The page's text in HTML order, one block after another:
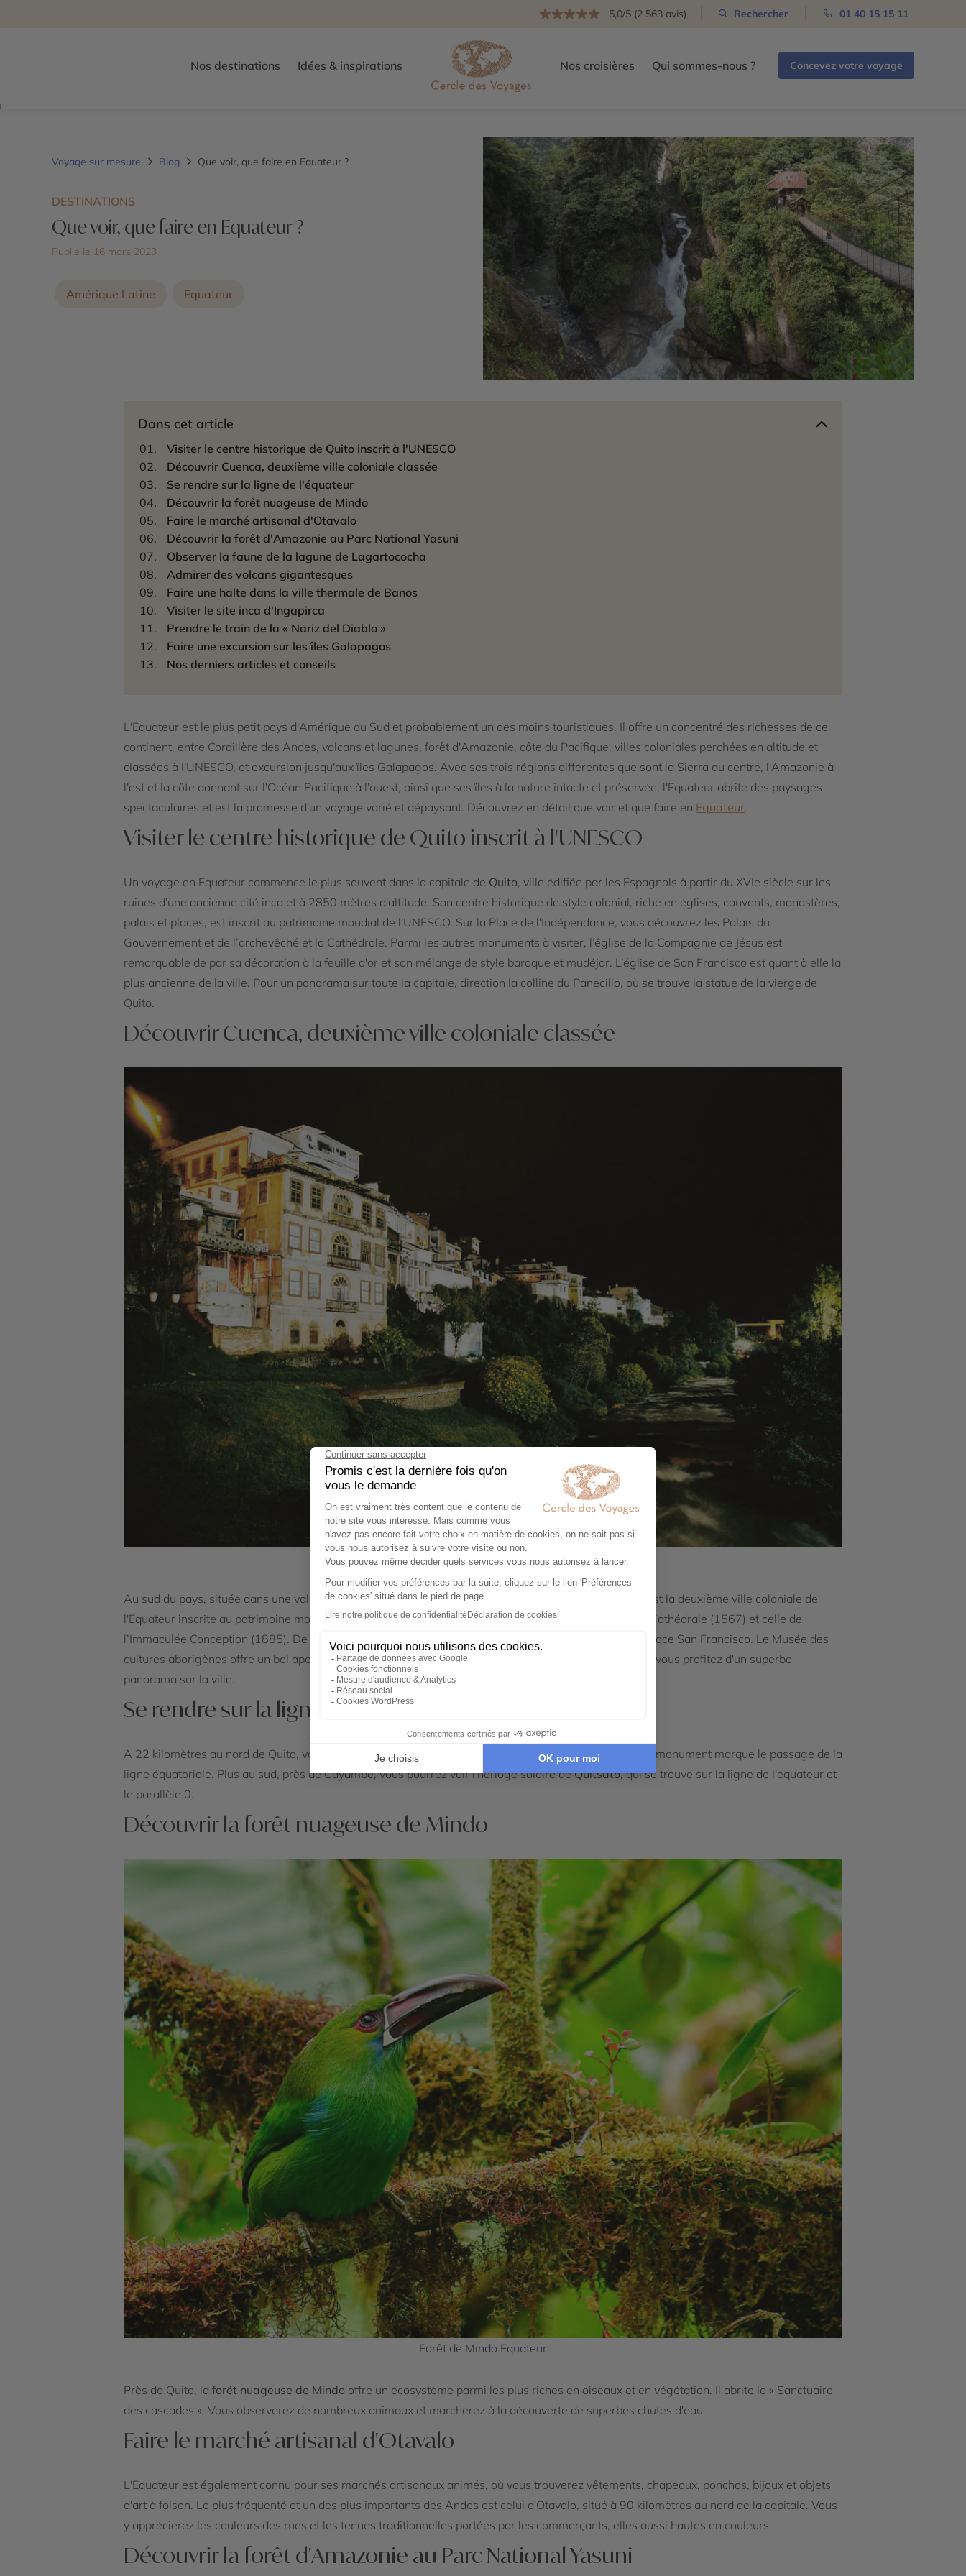
5,0/5 (2 563 avis) Rechercher 01 40 15 15 11
Nos destinations Idées & inspirations Nos croisières Qui sommes-nous ? Concevez votre voyage
Voyage sur mesure Blog Que voir, que faire en Equateur ?
DESTINATIONS
Que voir, que faire en Equateur ?
Publié le 16 mars 2023
Amérique Latine Equateur
Dans cet article
Visiter le centre historique de Quito inscrit à l'UNESCO
Découvrir Cuenca, deuxième ville coloniale classée
Se rendre sur la ligne de l'équateur
Découvrir la forêt nuageuse de Mindo
Faire le marché artisanal d'Otavalo
Découvrir la forêt d'Amazonie au Parc National Yasuni
Observer la faune de la lagune de Lagartococha
Admirer des volcans gigantesques
Faire une halte dans la ville thermale de Banos
Visiter le site inca d'Ingapirca
Prendre le train de la « Nariz del Diablo »
Faire une excursion sur les îles Galapagos
Nos derniers articles et conseils
L'Equateur est le plus petit pays d'Amérique du Sud et probablement un des moins touristiques. Il offre un concentré des richesses de ce
continent, entre Cordillère des Andes, volcans et lagunes, forêt d'Amazonie, côte du Pacifique, villes coloniales perchées en altitude et
classées à l'UNESCO, et excursion jusqu'aux îles Galapagos. Avec ses trois régions différentes que sont la Sierra au centre, l'Amazonie à
l'est et la côte donnant sur l'Océan Pacifique à l'ouest, ainsi que ses îles à la nature intacte et préservée, l'Equateur abrite des paysages
spectaculaires et est la promesse d'un voyage varié et dépaysant. Découvrez en détail que voir et que faire en Equateur.
Visiter le centre historique de Quito inscrit à l'UNESCO
Un voyage en Equateur commence le plus souvent dans la capitale de Quito, ville édifiée par les Espagnols à partir du XVIe siècle sur les
ruines d'une ancienne cité inca et à 2850 mètres d'altitude. Son centre historique de style colonial, riche en églises, couvents, monastères,
palais et places, est inscrit au patrimoine mondial de l'UNESCO. Sur la Place de l'Indépendance, vous découvrez les Palais du
Gouvernement et de l’archevêché et la Cathédrale. Parmi les autres monuments à visiter, l’église de la Compagnie de Jésus est
remarquable de par sa décoration à la feuille d'or et son mélange de style baroque et mudéjar. L’église de San Francisco est quant à elle la
plus ancienne de la ville. Pour un panorama sur toute la capitale, direction la colline du Panecillo, où se trouve la statue de la vierge de
Quito.
Découvrir Cuenca, deuxième ville coloniale classée
Cuenca, Equateur
Au sud du pays, située dans une vallée de la Cordillère des Andes à 2350 mètres d 'altitude,
est la deuxième ville coloniale de
l'Equateur inscrite au patrimoine mondial de l'UNESCO. Vous y découvrirez le parc Calderón, la vieille Cathédrale (1567) et celle de
l’Immaculée Conception (1885). De nombreux monuments et églises sont à voir, en particulier sur la place San Francisco. Le Musée des
cultures aborigènes offre un bel aperçu des cultures précolombiennes de l'Equateur. De la colline Turi, vous profitez d'un superbe
panorama sur la ville.
Se rendre sur la ligne de l'équateur
A 22 kilomètres au nord de Quito, vous accédez à la Mitad del Mundo, site le plus visité du pays, où un monument marque le passage de la
ligne équatoriale. Plus au sud, près de Cayambe, vous pourrez voir l'horloge solaire deQuitsato, qui se trouve sur la ligne de l'équateur et
le parallèle 0.
Découvrir la forêt nuageuse de Mindo
Forêt de Mindo Equateur
Près de Quito, la forêt nuageuse de Mindo offre un écosystème parmi les plus riches en oiseaux et en végétation. Il abrite le « Sanctuaire
des cascades ». Vous observerez de nombreux animaux et marcherez à la découverte de superbes chutes d'eau.
Faire le marché artisanal d'Otavalo
L'Equateur est également connu pour ses marchés artisanaux animés, où vous trouverez vêtements, chapeaux, ponchos, bijoux et objets
d'art à foison. Le plus fréquenté et un des plus importants des Andes est celui d'Otavalo, situé à 90 kilomètres au nord de la capitale. Vous
y apprécierez les couleurs des rues et les tenues traditionnelles portées par les commerçants, elles aussi hautes en couleurs.
Découvrir la forêt d'Amazonie au Parc National Yasuni